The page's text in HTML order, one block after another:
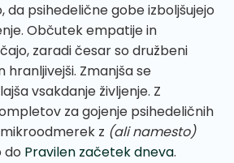
da psihedelične gobe izboljšujejo
Občutek empatije in
zaradi česar so družbeni
hranljivejši. Zmanjša se
vsakdanje življenje. Z
za gojenje psihedeličnih
z (ali namesto)
do Pravilen začetek dneva.